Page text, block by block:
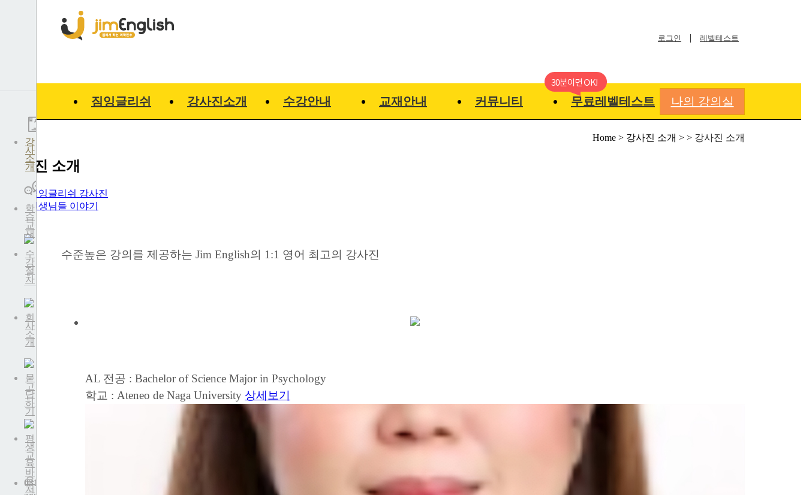
로그인 | 레벨테스트
나의 강의실
짐잉글리쉬 강사진소개 수강안내 교재안내 커뮤니티 무료레벨테스트
강
사
소
개
학
습
교
재
수
강
절
차
회
사
소
개
묻
고
답
하
기
평
생
교
육
바
우
처
031
-
Home > 강사진 소개 > > 강사진 소개
강사진 소개
짐잉글리쉬 강사진
선생님들 이야기
수준높은 강의를 제공하는 Jim English의 1:1 영어 최고의 강사진
AL 전공 : Bachelor of Science Major in Psychology
학교 : Ateneo de Naga University 상세보기